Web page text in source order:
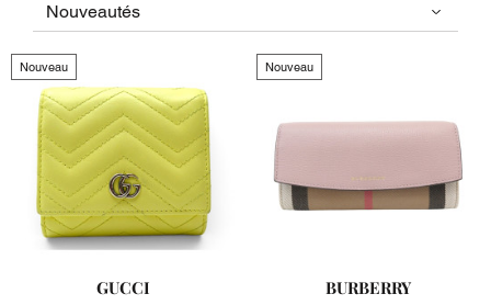
Nouveau
GUCCI
Nouveau
BURBERRY